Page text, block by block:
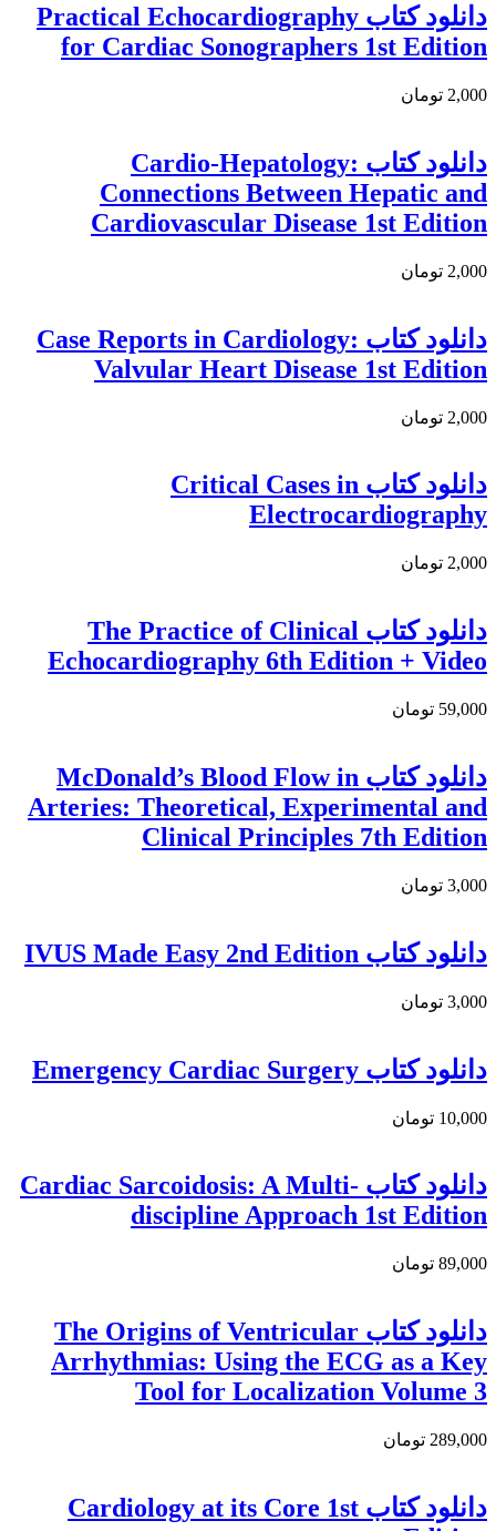
دانلود كتاب Practical Echocardiography
for Cardiac Sonographers 1st Edition
2,000 تومان
دانلود کتاب Cardio-Hepatology:
Connections Between Hepatic and
Cardiovascular Disease 1st Edition
2,000 تومان
دانلود کتاب Case Reports in Cardiology:
Valvular Heart Disease 1st Edition
2,000 تومان
دانلود کتاب Critical Cases in
Electrocardiography
2,000 تومان
دانلود کتاب The Practice of Clinical
Echocardiography 6th Edition + Video
59,000 تومان
دانلود كتاب McDonald’s Blood Flow in
Arteries: Theoretical, Experimental and
Clinical Principles 7th Edition
3,000 تومان
دانلود کتاب IVUS Made Easy 2nd Edition
3,000 تومان
دانلود کتاب Emergency Cardiac Surgery
10,000 تومان
دانلود کتاب Cardiac Sarcoidosis: A Multi-
discipline Approach 1st Edition
89,000 تومان
دانلود کتاب The Origins of Ventricular
Arrhythmias: Using the ECG as a Key
Tool for Localization Volume 3
289,000 تومان
دانلود کتاب Cardiology at its Core 1st